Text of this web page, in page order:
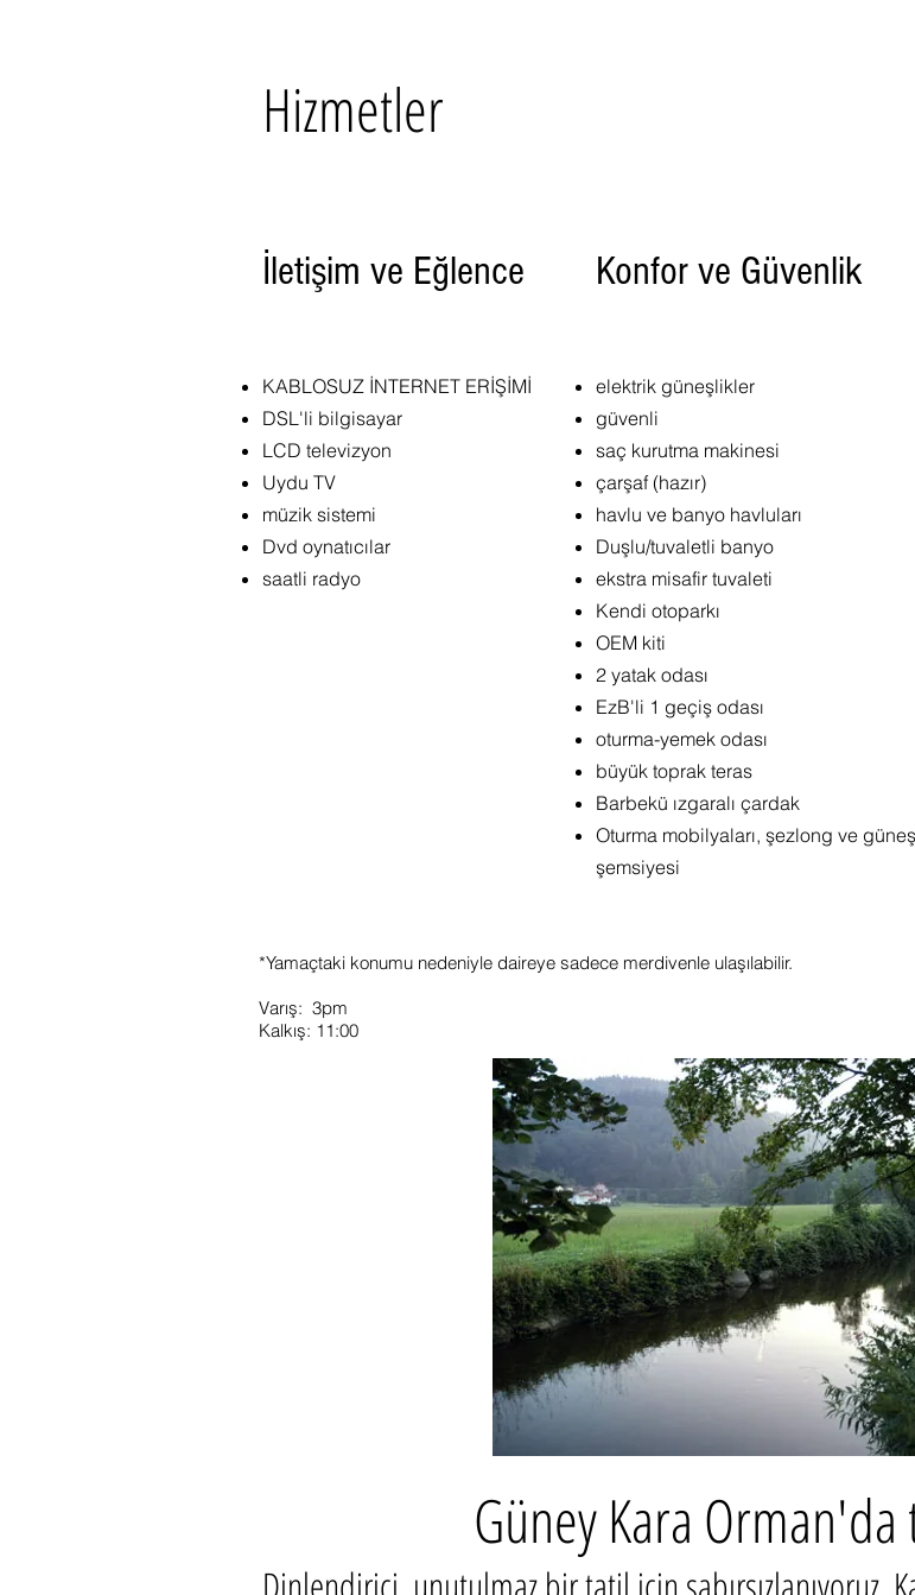
Hizmetler
İletişim ve Eğlence Konfor ve Güvenlik
KABLOSUZ İNTERNET ERİŞİMİ
DSL'li bilgisayar
LCD televizyon
Uydu TV
müzik sistemi
Dvd oynatıcılar
saatli radyo
elektrik güneşlikler
güvenli
saç kurutma makinesi
çarşaf (hazır)
havlu ve banyo havluları
Duşlu/tuvaletli banyo
ekstra misafir tuvaleti
Kendi otoparkı
OEM kiti
2 yatak odası
EzB'li 1 geçiş odası
oturma-yemek odası
büyük toprak teras
Barbekü ızgaralı çardak
Oturma mobilyaları, şezlong ve güneş
şemsiyesi
*Yamaçtaki konumu nedeniyle daireye sadece merdivenle ulaşılabilir.
Varış: 3pm
Kalkış: 11:00
Kara Orman tatil dairesi tatil dairesi yatak odası Feldberg
Kuzey Kara Orman Freiburg tatil Freiburg tatil dairesi Kara
Freiburg tatil dairesi Kara Orman Kuzey Kara Orman
misafir puanları havlu Breisgau yatak odası Münstertal
Europapark Kaiserstuhl Georgen Alpirsbach özel oda
merkezi Staufen bağlayıcı olmayan çocuk mama sandalyesi
Furtwangen. Havlular Breisgau yatak odası Münstertal
Kaiserstuhl Georgen özel oda macera havuzu şehir merkezi
olmayan aile dostu. Yatak çarşafları Breisgau havluları
yatak odası çarşaf tatil evi Georgen özel oda Kara Orman
evi tatil evi tatil evi Titisee yatak odalı tatil evi Kuzey Kara
dairesi Kara Orman tatil evi tatil dairesi Titisee yatak odalı
Orman Freiburg tatil tatil evi Baden Württemberg daire
kitap maksimum gece tatili Freiburg tatil tatil dairesi Kara
Güney Kara